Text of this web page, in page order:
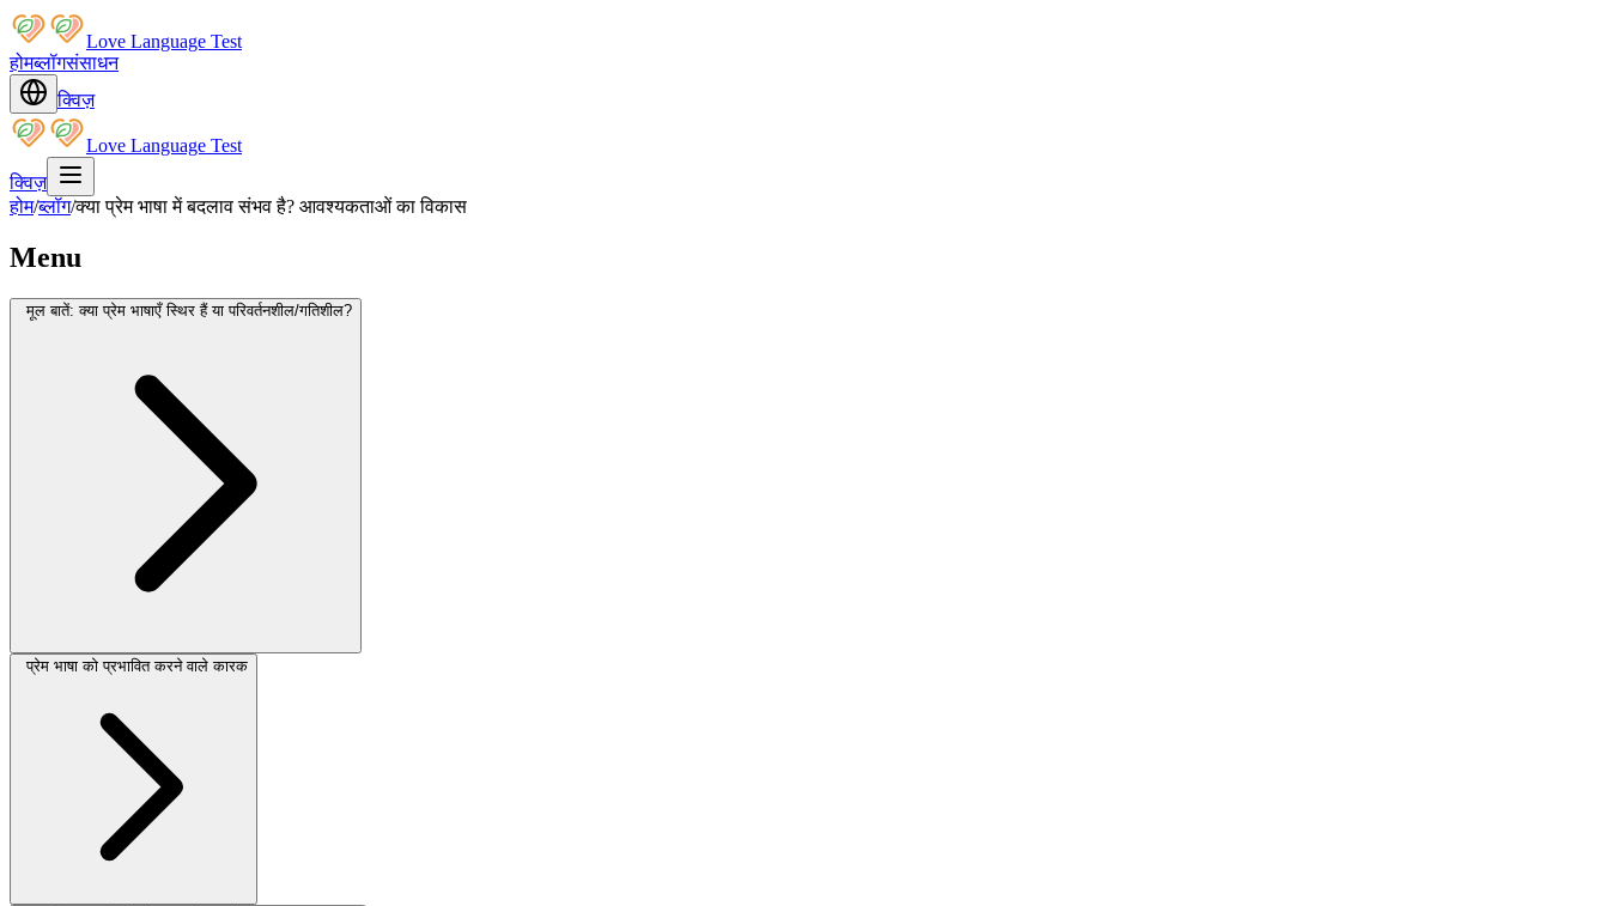
Love Language Test
होमब्लॉगसंसाधन
क्विज़
Love Language Test
क्विज़
होम/ब्लॉग/क्या प्रेम भाषा में बदलाव संभव है? आवश्यकताओं का विकास
Menu
मूल बातें: क्या प्रेम भाषाएँ स्थिर हैं या परिवर्तनशील/गतिशील?
प्रेम भाषा को प्रभावित करने वाले कारक